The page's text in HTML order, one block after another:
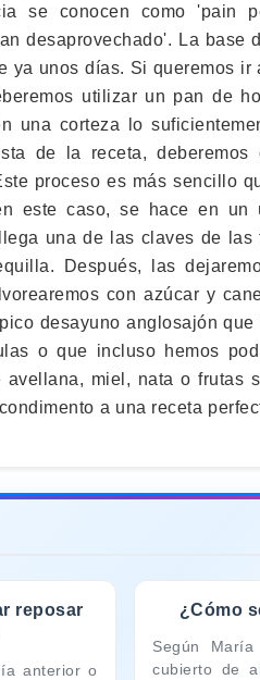
se conocen como 'pain
desaprovechado'. La base
ya unos días. Si queremos
utilizar un pan de
una corteza lo
de la receta, deberemos
proceso es más sencillo
este caso, se hace en un
una de las claves de las
Después, las
con azúcar y
desayuno anglosajón
o que incluso hemos
avellana, miel, nata o frutas
a una receta
reposar
anterior o
¿Cómo
Según
cubierto de